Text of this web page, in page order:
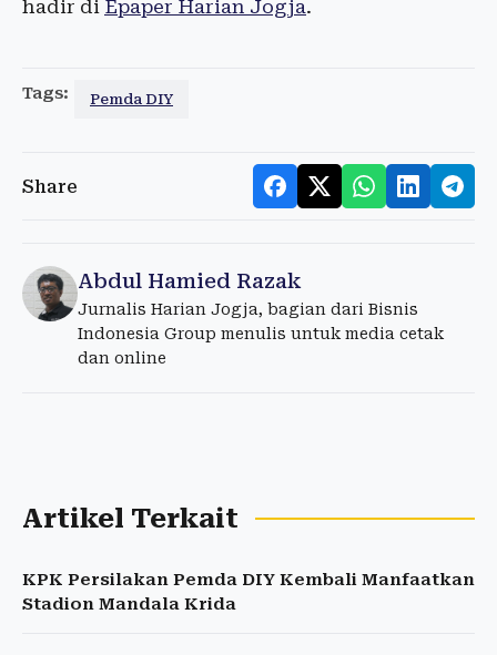
hadir di Epaper Harian Jogja.
Tags: Pemda DIY
Share
Abdul Hamied Razak
Jurnalis Harian Jogja, bagian dari Bisnis
Indonesia Group menulis untuk media cetak
dan online
Artikel Terkait
KPK Persilakan Pemda DIY Kembali Manfaatkan
Stadion Mandala Krida